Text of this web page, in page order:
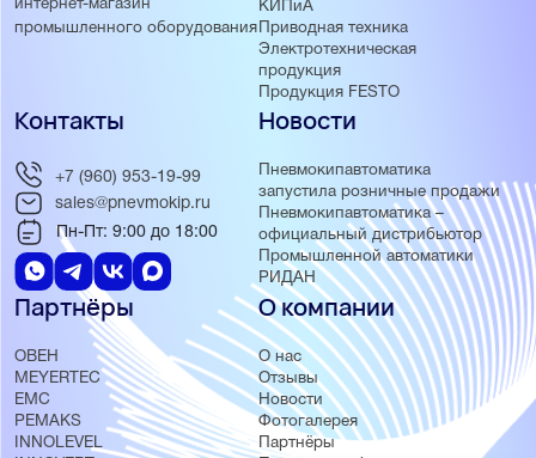
интернет-магазин
промышленного оборудования
КИПиА
Приводная техника
Электротехническая
продукция
Продукция FESTO
Новости
Пневмокипавтоматика
запустила розничные продажи
Пневмокипавтоматика –
официальный дистрибьютор
Промышленной автоматики
РИДАН
Партнёры
ОВЕН
MEYERTEC
EMC
PEMAKS
INNOLEVEL
О компании
О нас
Отзывы
Новости
Фотогалерея
Партнёры
Контакты
+7 (960) 953-19-99
sales@pnevmokip.ru
Пн-Пт: 9:00 до 18:00